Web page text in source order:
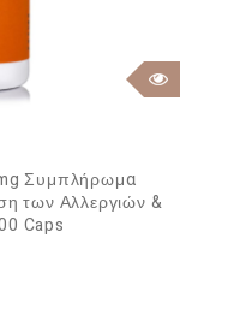
Συμπλήρωμα
των Αλλεργιών &
Caps